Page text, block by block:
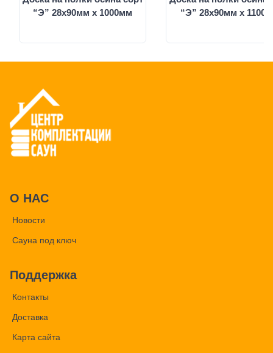
“Э” 28х90мм х 1000мм
“Э” 28х90мм х
О НАС
Новости
Сауна под ключ
Поддержка
Контакты
Доставка
Карта сайта